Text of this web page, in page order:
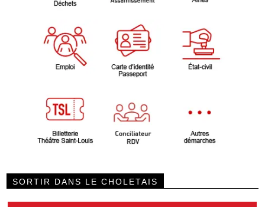
SORTIR DANS LE CHOLETAIS